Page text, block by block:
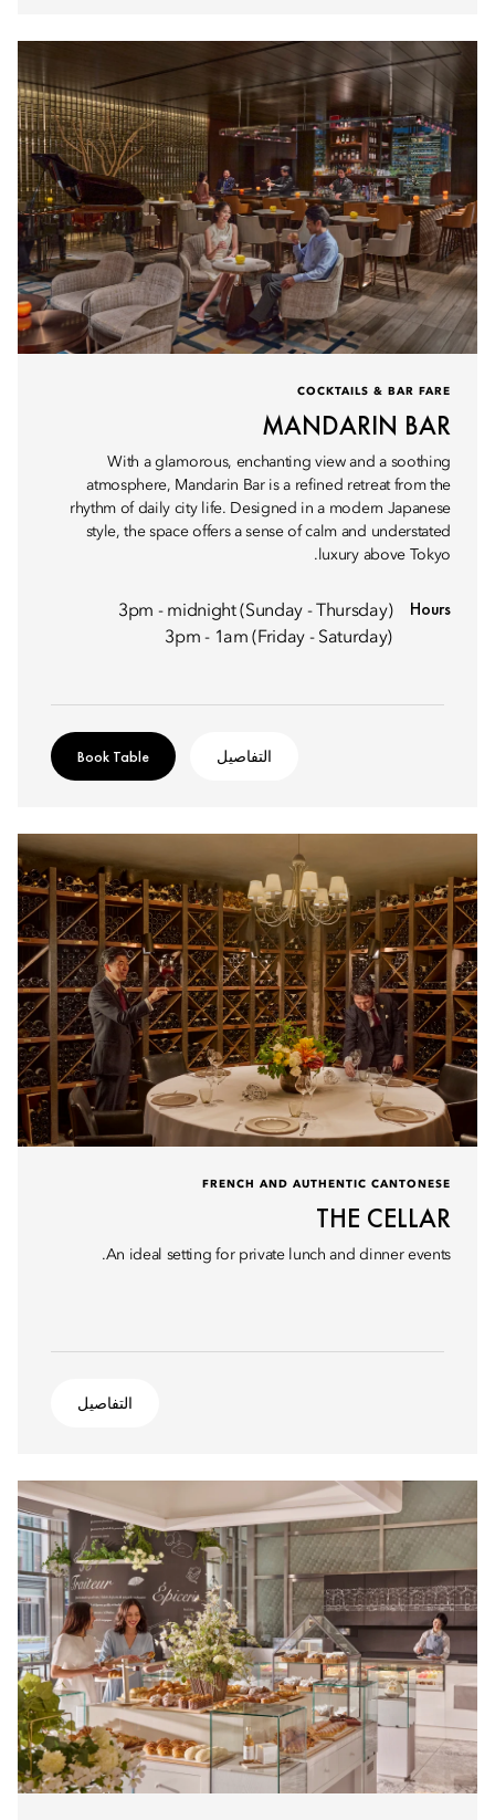
COCKTAILS & BAR FARE
MANDARIN BAR
With a glamorous, enchanting view and a soothing
atmosphere, Mandarin Bar is a refined retreat from the
rhythm of daily city life. Designed in a modern Japanese
style, the space offers a sense of calm and understated
luxury above Tokyo.
Hours
3pm - midnight (Sunday - Thursday)
3pm - 1am (Friday - Saturday)
التفاصيل Book Table
FRENCH AND AUTHENTIC CANTONESE
THE CELLAR
An ideal setting for private lunch and dinner events.
التفاصيل